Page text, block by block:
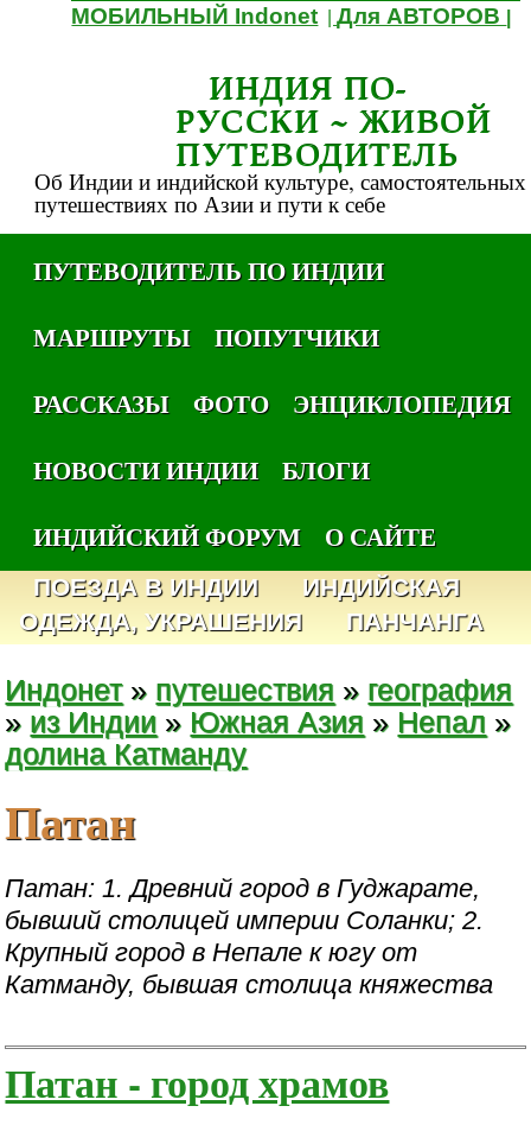
МОБИЛЬНЫЙ Indonet |Для АВТОРОВ
ИНДИЯ ПО-
РУССКИ ~ ЖИВОЙ
ПУТЕВОДИТЕЛЬ
Об Индии и индийской культуре, самостоятельных
путешествиях по Азии и пути к себе
ПУТЕВОДИТЕЛЬ ПО ИНДИИ
МАРШРУТЫ
ПОПУТЧИКИ
РАССКАЗЫ
ФОТО
ЭНЦИКЛОПЕДИЯ
НОВОСТИ ИНДИИ
БЛОГИ
ИНДИЙСКИЙ ФОРУМ
О САЙТЕ
ПОЕЗДА В ИНДИИ
ИНДИЙСКАЯ
ОДЕЖДА, УКРАШЕНИЯ
ПАНЧАНГА
Индонет» путешествия » география
» из Индии » Южная Азия » Непал »
долина Катманду
Патан
Патан: 1. Древний город в Гуджарате,
бывший столицей империи Соланки; 2.
Крупный город в Непале к югу от
Катманду, бывшая столица княжества
Патан - город храмов